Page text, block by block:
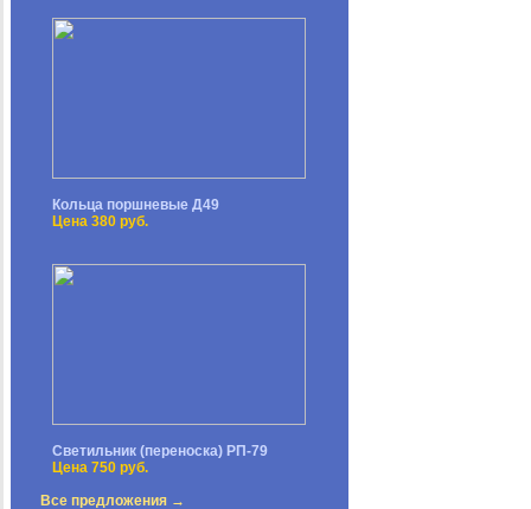
Кольца поршневые Д49
Цена 380 руб.
Светильник (переноска) РП-79
Цена 750 руб.
Все предложения →